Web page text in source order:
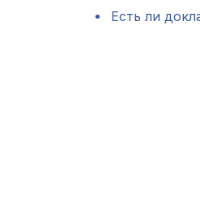
Есть ли